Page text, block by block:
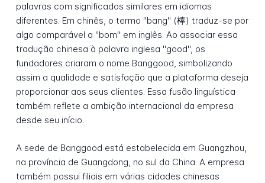
palavras com significados similares em idiomas
diferentes. Em chinês, o termo "bang" (棒) traduz-se por
algo comparável a "bom" em inglês. Ao associar essa
tradução chinesa à palavra inglesa "good", os
fundadores criaram o nome Banggood, simbolizando
assim a qualidade e satisfação que a plataforma deseja
proporcionar aos seus clientes. Essa fusão linguística
também reflete a ambição internacional da empresa
desde seu início.
A sede de Banggood está estabelecida em Guangzhou,
na província de Guangdong, no sul da China. A empresa
também possui filiais em várias cidades chinesas